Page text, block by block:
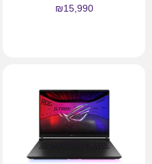
₪15,990